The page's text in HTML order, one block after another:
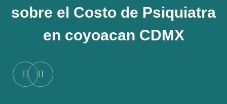
sobre el Costo de Psiquiatra
en coyoacan CDMX